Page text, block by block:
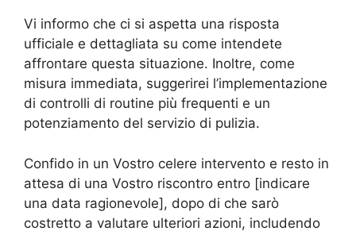
Vi informo che ci si aspetta una risposta
ufficiale e dettagliata su come intendete
affrontare questa situazione. Inoltre, come
misura immediata, suggerirei l’implementazione
di controlli di routine più frequenti e un
potenziamento del servizio di pulizia.
Confido in un Vostro celere intervento e resto in
attesa di una Vostro riscontro entro [indicare
una data ragionevole], dopo di che sarò
costretto a valutare ulteriori azioni, includendo